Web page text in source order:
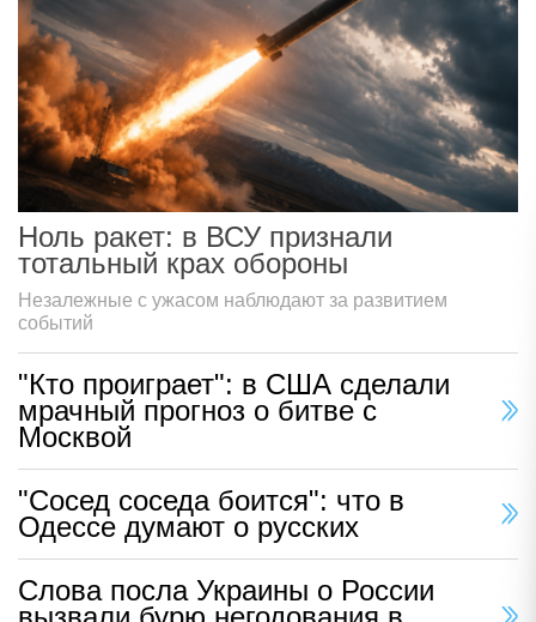
Ноль ракет: в ВСУ признали
тотальный крах обороны
Незалежные с ужасом наблюдают за развитием
событий
"Кто проиграет": в США сделали
мрачный прогноз о битве с
Москвой
"Сосед соседа боится": что в
Одессе думают о русских
Слова посла Украины о России